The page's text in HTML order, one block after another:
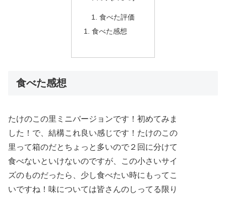
食べた評価
食べた感想
食べた感想
たけのこの里ミニバージョンです！初めてみま
した！で、結構これ良い感じです！たけのこの
里って箱のだとちょっと多いので２回に分けて
食べないといけないのですが、この小さいサイ
ズのものだったら、少し食べたい時にもってこ
いですね！味については皆さんのしってる限り